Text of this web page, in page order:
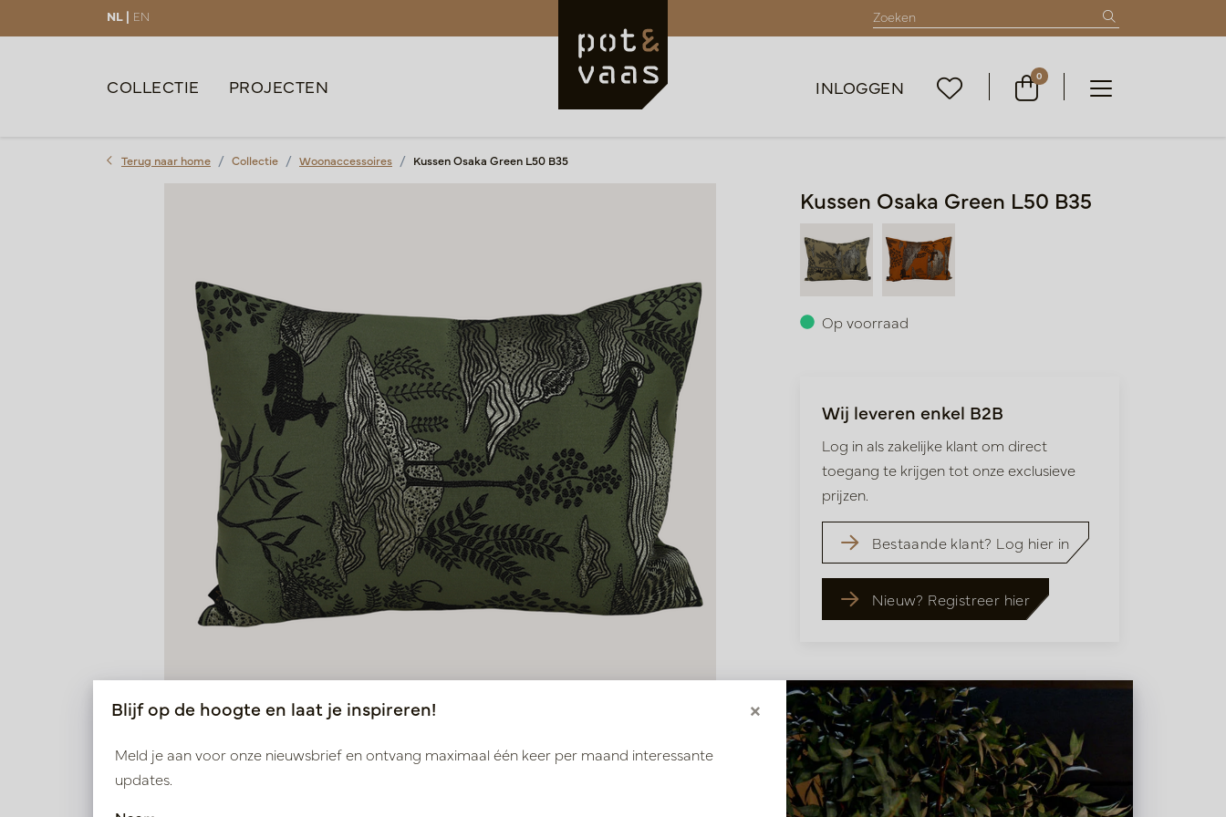
NL | EN
COLLECTIE PROJECTEN INLOGGEN 0
Terug naar home Collectie Woonaccessoires Kussen Osaka Green L50 B35
Kussen Osaka Green L50 B35
Op voorraad
Wij leveren enkel B2B
Log in als zakelijke klant om direct
toegang te krijgen tot onze exclusieve
prijzen.
Bestaande klant? Log hier in
Nieuw? Registreer hier
Blijf op de hoogte en laat je inspireren! ×
Meld je aan voor onze nieuwsbrief en ontvang maximaal één keer per maand interessante
updates.